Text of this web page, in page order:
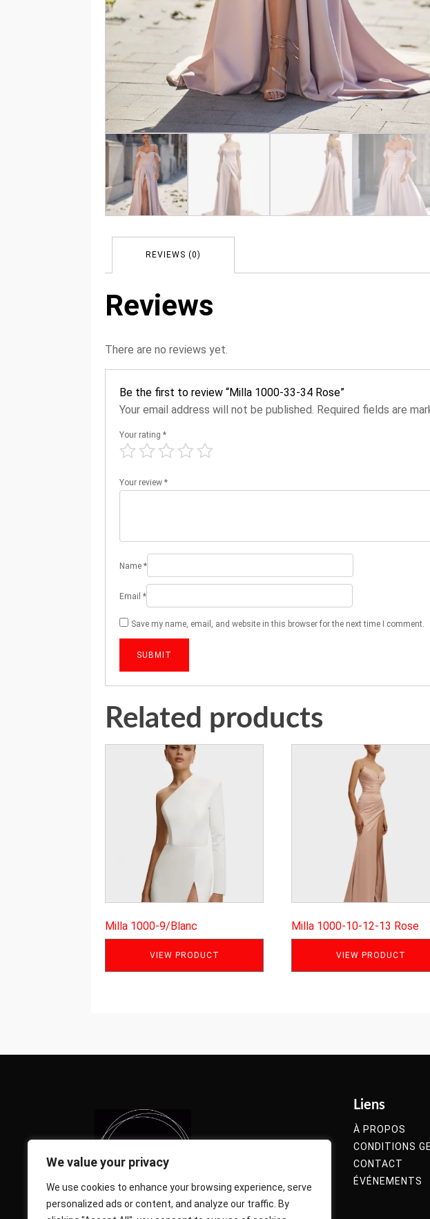
We value your privacy
We use cookies to enhance your browsing experience, serve
personalized ads or content, and analyze our traffic. By
REVIEWS (0)
Reviews
There are no reviews yet.
Be the first to review “Milla 1000-33-34 Rose”
Your email address will not be published. Required fields are
Your rating *
Your review *
Name *
Email *
Save my name, email, and website in this browser for the next time I comment.
Related products
Milla 1000-9/Blanc
VIEW PRODUCT
Milla 1000-10-12-13 Rose
VIEW PRODUCT
Liens
À PROPOS
CONDITIONS
CONTACT
ÉVÉNEMENTS